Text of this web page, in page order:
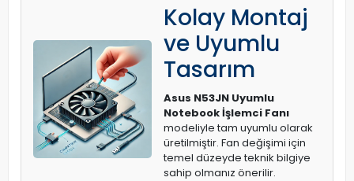
Kolay Montaj
ve Uyumlu
Tasarım
Asus N53JN Uyumlu
Notebook İşlemci Fanı
modeliyle tam uyumlu olarak
üretilmiştir. Fan değişimi için
temel düzeyde teknik bilgiye
sahip olmanız önerilir.